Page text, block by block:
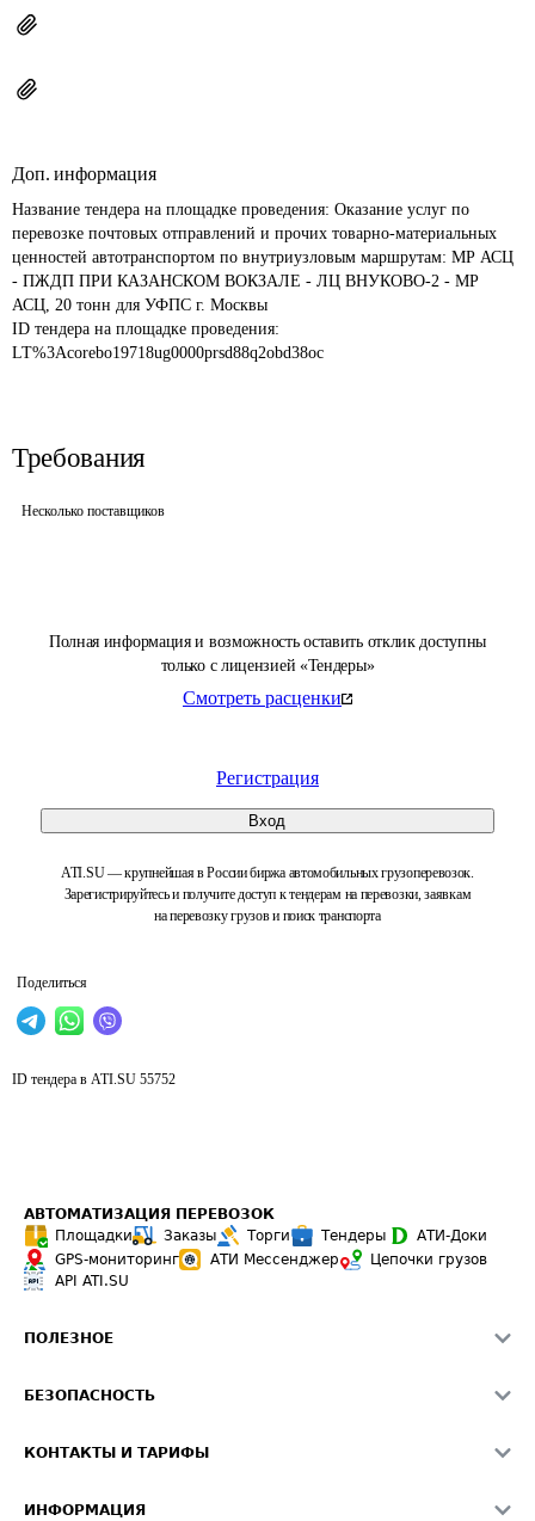
Полная информация и возможность оставить отклик доступны
только с лицензией «Тендеры»
Смотреть расценки
Регистрация
Вход
ATI.SU — крупнейшая в России биржа автомобильных грузоперевозок.
Зарегистрируйтесь и получите доступ к тендерам на перевозки, заявкам
на перевозку грузов и поиск транспорта
Поделиться
Доп. информация
Название тендера на площадке проведения: Оказание услуг по
перевозке почтовых отправлений и прочих товарно-материальных
ценностей автотранспортом по внутриузловым маршрутам: МР АСЦ
- ПЖДП ПРИ КАЗАНСКОМ ВОКЗАЛЕ - ЛЦ ВНУКОВО-2 - МР
АСЦ, 20 тонн для УФПС г. Москвы
ID тендера на площадке проведения:
LT%3Acorebo19718ug0000prsd88q2obd38oc
Требования
Несколько поставщиков
ID тендера в ATI.SU 55752
АВТОМАТИЗАЦИЯ ПЕРЕВОЗОК
Площадки
Заказы Торги Тендеры
АТИ-Доки
GPS-мониторинг
АТИ Мессенджер
Цепочки грузов
API ATI.SU
ПОЛЕЗНОЕ
Звезды ATI.SU на вашем сайте
Средние ставки
БЕЗОПАСНОСТЬ
Светофор+
КОНТАКТЫ И ТАРИФЫ
ИНФОРМАЦИЯ